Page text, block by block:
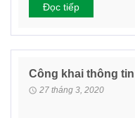
Đọc tiếp
Công khai thông
27 tháng 3, 2020